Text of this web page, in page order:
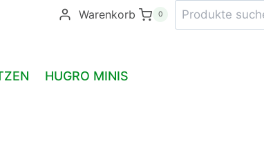
Warenkorb 0
Suchen
nach:
HUGRO MINIS